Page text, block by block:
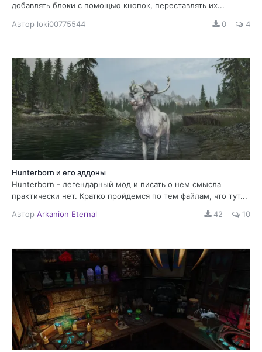
добавлять блоки с помощью кнопок, переставлять их...
Автор loki00775544 0 4
Hunterborn и его аддоны
Hunterborn - легендарный мод и писать о нем смысла
практически нет. Кратко пройдемся по тем файлам, что тут...
Автор Arkanion Eternal 42 10